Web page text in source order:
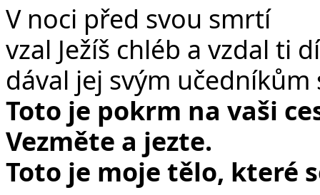
V noci před svou smrtí
vzal Ježíš chléb a vzdal ti
dával jej svým učedníkům
Toto je pokrm na vaši
Vezměte a jezte.
Toto je moje tělo, které